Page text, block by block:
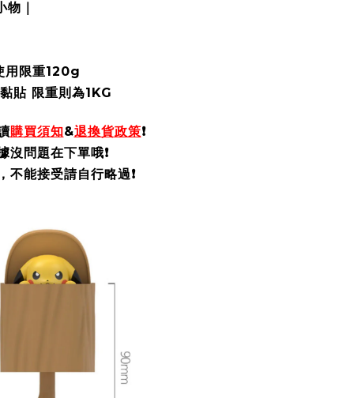
｜
用限重120g
貼 限重則為1KG
購買須知&退換貨政策❗️
沒問題在下單哦❗️
不能接受請自行略過❗️